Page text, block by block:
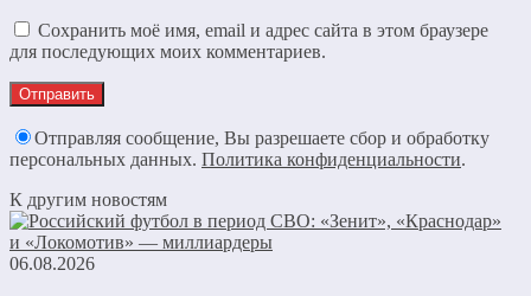
Сохранить моё имя, email и адрес сайта в этом браузере
для последующих моих комментариев.
Отправляя сообщение, Вы разрешаете сбор и обработку
персональных данных. Политика конфиденциальности.
К другим новостям
06.08.2026